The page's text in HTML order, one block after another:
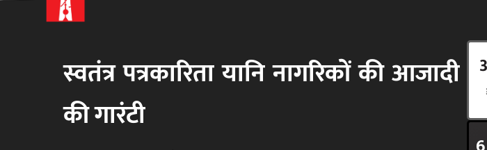
2000 के दशक के अंत और 2010 के दशक की शुरुआत
नियोक्ता (काम देने वाले) मोनू मोदी उसे एक
काम सीख जाने के बाद उसने बीकानेर के मोबाइल
लेकिन लंबे वक़्त तक बैठने की वजह से उसके पैरों की
स्वतंत्र पत्रकारिता यानि नागरिकों की आजादी
की गारंटी